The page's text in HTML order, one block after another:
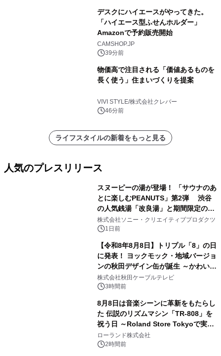
デスクにハイエースがやってきた。
「ハイエース型ふせんホルダー」
Amazonで予約販売開始
CAMSHOP.JP
39分前
物価高で注目される「価値あるものを
長く使う」住まいづくりを提案
VIVI STYLE/株式会社クレバー
46分前
ライフスタイルの新着をもっと見る
人気のプレスリリース
スヌーピーの湯が登場！ 「サウナのあ
とに楽しむPEANUTS」第2弾 渋谷
の人気銭湯「改良湯」と期間限定のコ
ラボレーション サウナイキタイコラ
ボグッズも発売決定！
株式会社ソニー・クリエイティブプロダクツ
1日前
【令和8年8月8日】トリプル「8」の日
に発表！ ヨックモック・地域バージョ
ンの秋田デザイン缶が誕生 ～かわいい
秋田犬の子犬と秋田の四季と名所を巡
るパッケージ～ 9月1日(火)秋田県内で
株式会社秋田ケーブルテレビ
3時間前
8月8日は音楽シーンに革新をもたらし
た 伝説のリズムマシン「TR-808」を
祝う日 ～Roland Store Tokyoで実機
を展示しての 記念キャンペーンを開
催 英国ラジオ「NTS」の 特別プログ
ローランド株式会社
2時間前